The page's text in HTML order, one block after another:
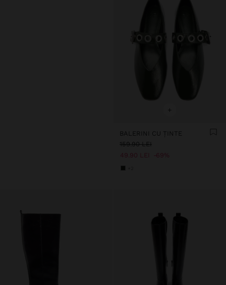
+
BALERINI CU ȚINTE
159.90 LEI
49.90 LEI
69%